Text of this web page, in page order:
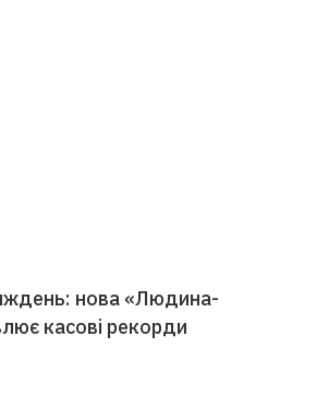
нова «Людина-
касові рекорди